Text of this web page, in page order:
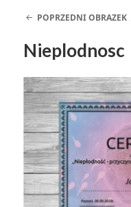
POPRZEDNI OBRAZEK
Nieplodnosc